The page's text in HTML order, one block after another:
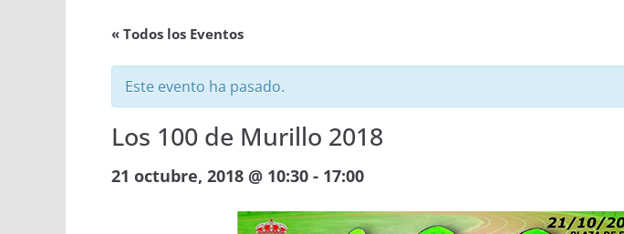
« Todos los Eventos
Este evento ha pasado.
Los 100 de Murillo 2018
21 octubre, 2018 @ 10:30 - 17:00